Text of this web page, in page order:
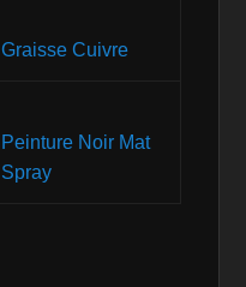
Graisse Cuivre
Peinture Noir Mat
Spray